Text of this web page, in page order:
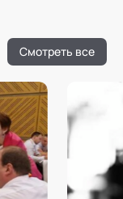
Смотреть все